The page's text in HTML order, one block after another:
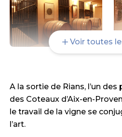
Voir toutes
A la sortie de Rians, l’un
des Coteaux d’Aix-en-
le travail de la vigne se
l’art.